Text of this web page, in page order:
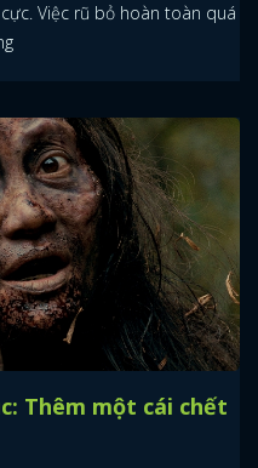
Việc rũ bỏ hoàn toàn quá
Thêm một cái chết